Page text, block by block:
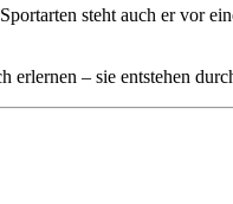
steht auch er vor
erlernen – sie entstehen